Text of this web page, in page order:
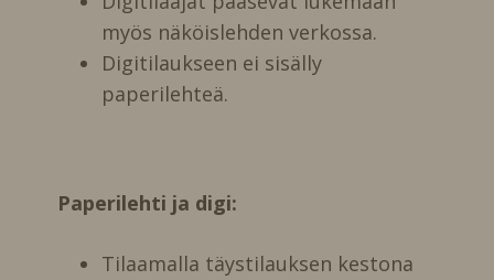
myös näköislehden verkossa.
Digitilaukseen ei sisälly
paperilehteä.
Paperilehti ja digi:
Tilaamalla täystilauksen kestona